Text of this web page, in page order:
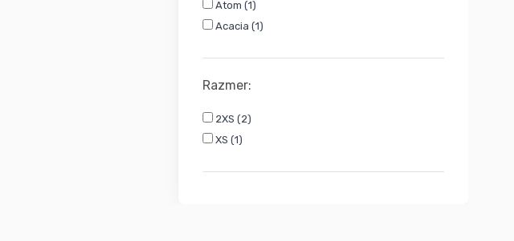
Atom (1)
Acacia (1)
Razmer:
2XS (2)
XS (1)